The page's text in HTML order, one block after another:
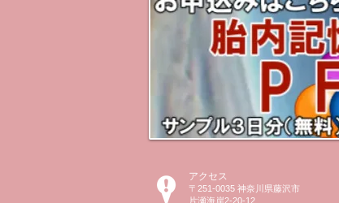
アクセス
〒251-0035 神奈川県藤沢市
片瀬海岸2-20-12